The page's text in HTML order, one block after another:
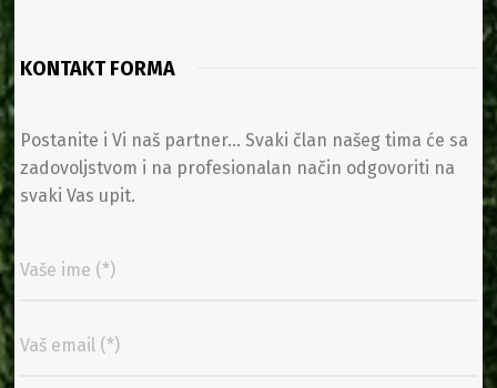
KONTAKT FORMA
Postanite i Vi naš partner… Svaki član našeg tima će sa
zadovoljstvom i na profesionalan način odgovoriti na
svaki Vas upit.